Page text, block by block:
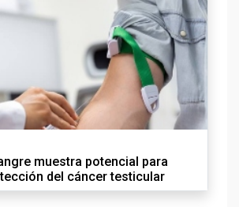
muestra potencial para
del cáncer testicular